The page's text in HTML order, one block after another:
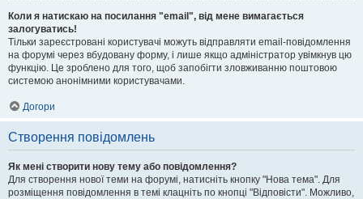
Коли я натискаю на посилання "email", від мене вимагається
залогуватись!
Тільки зареєстровані користувачі можуть відправляти email-повідомлення
на форумі через вбудовану форму, і лише якщо адміністратор увімкнув цю
функцію. Це зроблено для того, щоб запобігти зловживанню поштовою
системою анонімними користувачами.
Догори
Створення повідомлень
Як мені створити нову тему або повідомлення?
Для створення нової теми на форумі, натисніть кнопку "Нова тема". Для
розміщення повідомлення в темі клацніть по кнопці "Відповісти". Можливо,